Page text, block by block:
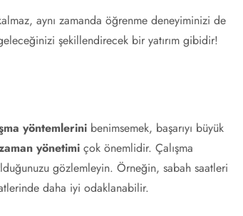
aynı zamanda öğrenme deneyiminizi de
şekillendirecek bir yatırım gibidir!
yöntemlerini benimsemek, başarıyı büyük
yönetimi çok önemlidir. Çalışma
gözlemleyin. Örneğin, sabah saatleri
daha iyi odaklanabilir.